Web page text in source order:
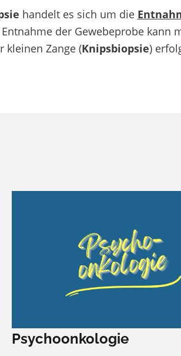
handelt es sich um die
der Gewebeprobe kann
kleinen Zange (Knipsbiopsie)
Psychoonkologie